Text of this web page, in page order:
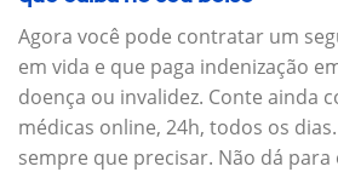
Agora você pode contratar um
em vida e que paga indenização
doença ou invalidez. Conte ainda
médicas online, 24h, todos os
sempre que precisar. Não dá para